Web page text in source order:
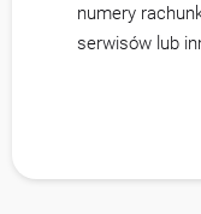
numery
serwisów lub